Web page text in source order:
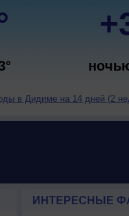
в Дидиме на 14 дней (2
ИНТЕРЕСНЫЕ